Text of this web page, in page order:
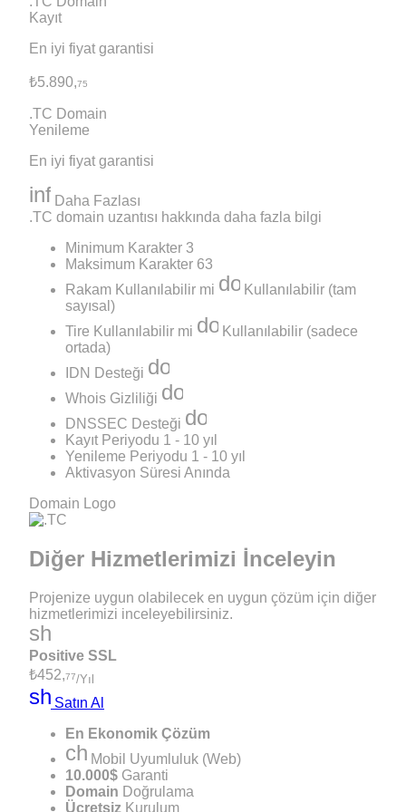
Kayıt
En iyi fiyat garantisi
₺5.890,75
.TC Domain
Yenileme
En iyi fiyat garantisi
infoDaha Fazlası
.TC domain uzantısı hakkında daha fazla bilgi
Minimum Karakter 3
Maksimum Karakter 63
Rakam Kullanılabilir mi doneKullanılabilir (tam
sayısal)
Tire Kullanılabilir mi doneKullanılabilir (sadece
ortada)
IDN Desteği done
Whois Gizliliği done
DNSSEC Desteği done
Kayıt Periyodu 1 - 10 yıl
Yenileme Periyodu 1 - 10 yıl
Aktivasyon Süresi Anında
Domain Logo
Diğer Hizmetlerimizi İnceleyin
Projenize uygun olabilecek en uygun çözüm için diğer
hizmetlerimizi inceleyebilirsiniz.
shield
Positive SSL
₺452,77/Yıl
shopping_cart
Satın Al
En Ekonomik Çözüm
checkMobil Uyumluluk (Web)
10.000$ Garanti
Domain Doğrulama
Ücretsiz Kurulum